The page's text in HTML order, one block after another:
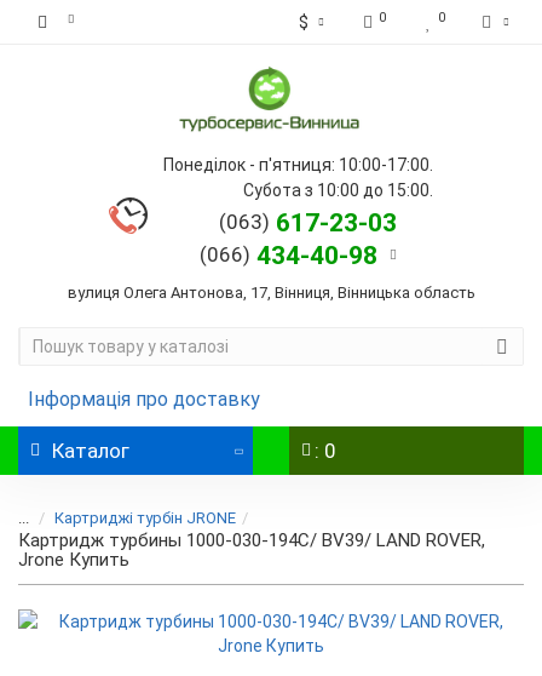
$ 0 0
Понеділок - п'ятниця: 10:00-17:00.
Субота з 10:00 до 15:00.
(063) 617-23-03
(066) 434-40-98
вулиця Олега Антонова, 17, Вінниця, Вінницька область
Інформація про доставку
Каталог : 0
... Картриджі турбін JRONE
Картридж турбины 1000-030-194C/ BV39/ LAND ROVER,
Jrone Купить